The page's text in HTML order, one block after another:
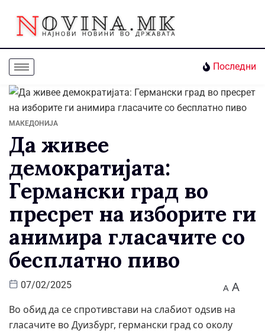
Последни
МАКЕДОНИЈА
Да живее
демократијата:
Германски град во
пресрет на изборите ги
анимира гласачите со
бесплатно пиво
07/02/2025 A A
Во обид да се спротивстави на слабиот одѕив на
гласачите во Дуизбург, германски град со околу